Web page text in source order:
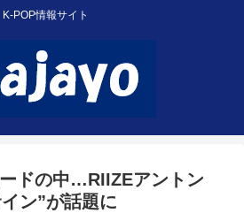
K-POP情報サイト
ドの中…RIIZEアントン
ン”が話題に